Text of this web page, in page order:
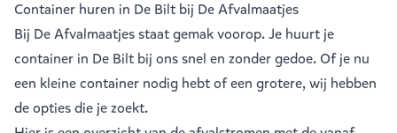
Container huren in De Bilt bij De Afvalmaatjes
Bij De Afvalmaatjes staat gemak voorop. Je huurt je
container in De Bilt bij ons snel en zonder gedoe. Of je nu
een kleine container nodig hebt of een grotere, wij hebben
de opties die je zoekt.